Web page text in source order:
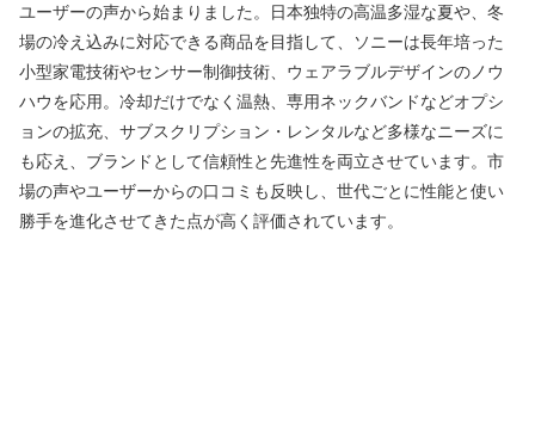
ユーザーの声から始まりました。日本独特の高温多湿な夏や、冬
場の冷え込みに対応できる商品を目指して、ソニーは長年培った
小型家電技術やセンサー制御技術、ウェアラブルデザインのノウ
ハウを応用。冷却だけでなく温熱、専用ネックバンドなどオプシ
ョンの拡充、サブスクリプション・レンタルなど多様なニーズに
も応え、ブランドとして信頼性と先進性を両立させています。市
場の声やユーザーからの口コミも反映し、世代ごとに性能と使い
勝手を進化させてきた点が高く評価されています。